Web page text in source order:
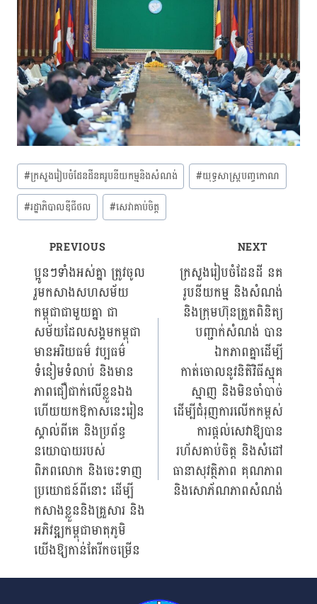
Post
Tags:
#ក្រសួងរៀបចំដែនដីនគរូបនីយកម្មនិងសំណង់ #យុទ្ធសាស្ត្របញ្ចកោណ
#រដ្ឋាភិបាលឌីជីថល #សេវាគាប់ចិត្ត
Post
navigation
PREVIOUS
ប្អូនៗទាំងអស់គ្នា ត្រូវចូល
រួមកសាងសហសម័យ
កម្ពុជាជាមួយគ្នា ជា
សម័យដែលសង្គមកម្ពុជា
មានអរិយធម៌ វប្បធម៌
ទំនៀមទំលាប់ និងមាន
ភាពជឿជាក់លើខ្លួនឯង
ហើយយកឱកាសនេះរៀន
ស្គាល់ពីគេ និងប្រព័ន្ធ
នយោបាយរបស់
ពិភពលោក និងចេះទាញ
ប្រយោជន៍ពីនោះ ដើម្បី
កសាងខ្លួននិងគ្រួសារ និង
អភិវឌ្ឍកម្ពុជាមាតុភូមិ
យើងឱ្យកាន់តែរីកចម្រើន
NEXT
ក្រសួងរៀបចំដែនដី នគ
រូបនីយកម្ម និងសំណង់
និងក្រុមហ៊ុនត្រួតពិនិត្យ
បញ្ជាក់សំណង់ បាន
ឯកភាពគ្នាដើម្បី
កាត់ចោលនូវនិតិវិធីស្មុគ
ស្មាញ និងមិនចាំបាច់
ដើម្បីជំរុញការលើកកម្ពស់
ការផ្តល់សេវាឱ្យបាន
រហ័សគាប់ចិត្ត និងសំដៅ
ធានាសុវត្ថិភាព គុណភាព
និងសោភ័ណភាពសំណង់